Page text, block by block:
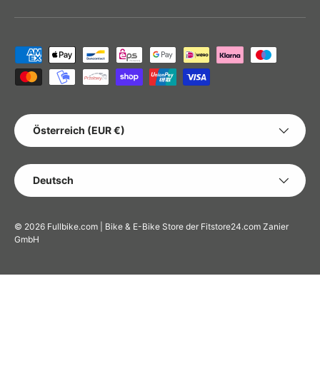
Zahlungsmethoden
LAND/REGION
Österreich (EUR €)
SPRACHE
Deutsch
© 2026 Fullbike.com | Bike & E-Bike Store der Fitstore24.com Zanier
GmbH